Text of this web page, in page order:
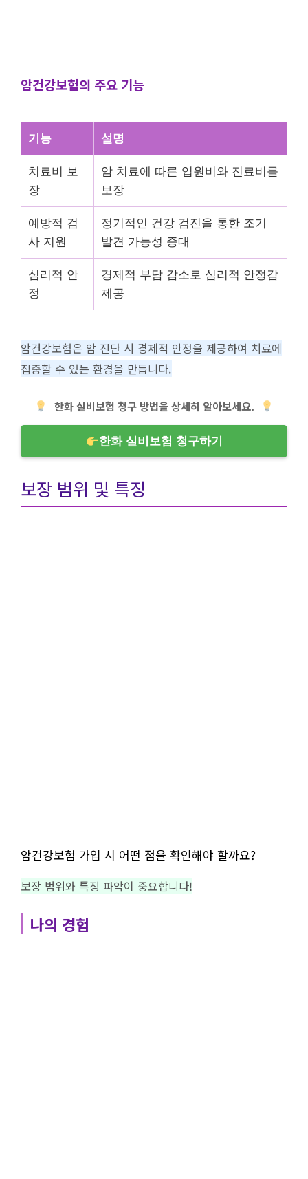
암건강보험의 주요 기능
기능 설명
치료비 보
장
암 치료에 따른 입원비와 진료비를
보장
예방적 검
사 지원
정기적인 건강 검진을 통한 조기
발견 가능성 증대
심리적 안
정
경제적 부담 감소로 심리적 안정감
제공
암건강보험은 암 진단 시 경제적 안정을 제공하여 치료에
집중할 수 있는 환경을 만듭니다.
한화 실비보험 청구 방법을 상세히 알아보세요.
한화 실비보험 청구하기
보장 범위 및 특징
암건강보험 가입 시 어떤 점을 확인해야 할까요?
보장 범위와 특징 파악이 중요합니다!
나의 경험